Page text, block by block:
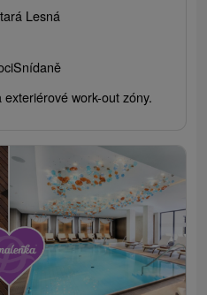
Lesná
Snídaně
work-out zóny.